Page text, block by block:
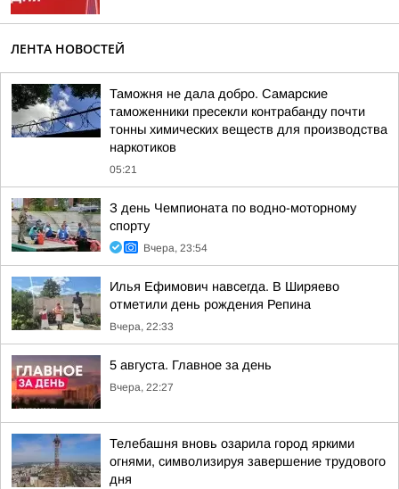
ЛЕНТА НОВОСТЕЙ
Таможня не дала добро. Самарские
таможенники пресекли контрабанду почти
тонны химических веществ для производства
наркотиков
05:21
З день Чемпионата по водно-моторному
спорту
Вчера, 23:54
Илья Ефимович навсегда. В Ширяево
отметили день рождения Репина
Вчера, 22:33
5 августа. Главное за день
Вчера, 22:27
Телебашня вновь озарила город яркими
огнями, символизируя завершение трудового
дня